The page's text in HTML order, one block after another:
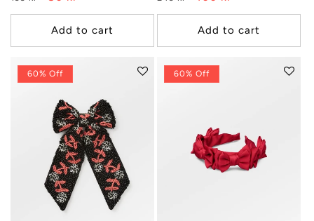
price
price
Add to cart
price
price
Add to cart
60% Off 60% Off